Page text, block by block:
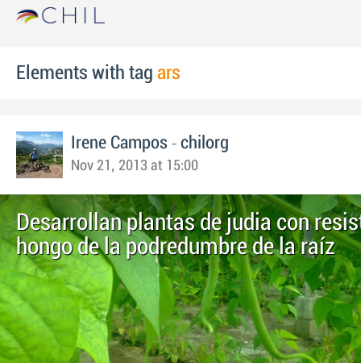
Elements with tag ars
Irene Campos - chilorg
Nov 21, 2013 at 15:00
Desarrollan plantas de judia con
hongo de la podredumbre de la raíz